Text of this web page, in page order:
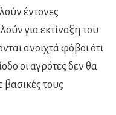
έντονες
για εκτίναξη του
ανοιχτά φόβοι ότι
οι αγρότες δεν θα
τους